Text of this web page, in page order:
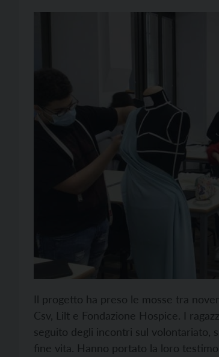
Il progetto ha preso le mosse tra
Csv, Lilt e Fondazione Hospice. I
seguito degli incontri sul volontariato,
fine vita. Hanno portato la loro